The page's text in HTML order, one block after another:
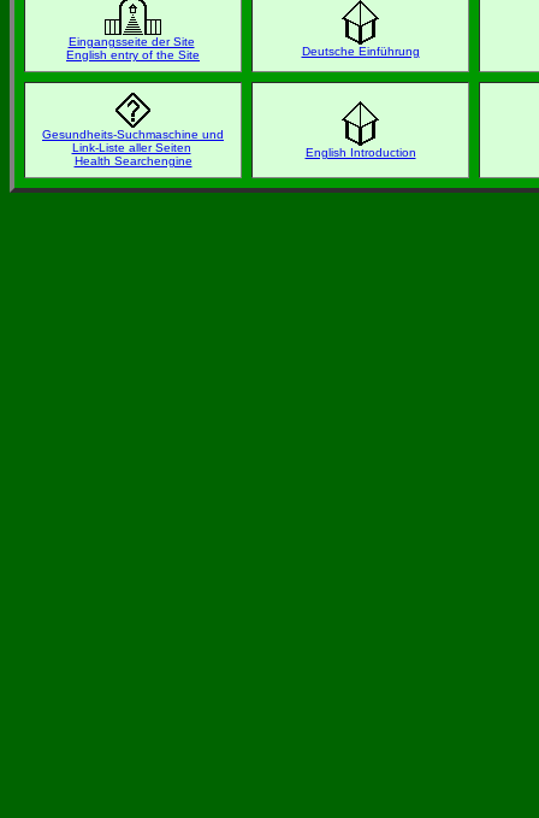
Eingangsseite der Site
English entry of the Site
Deutsche Einführung
Gesundheits-Suchmaschine und
Link-Liste aller Seiten
Health Searchengine
English Introduction